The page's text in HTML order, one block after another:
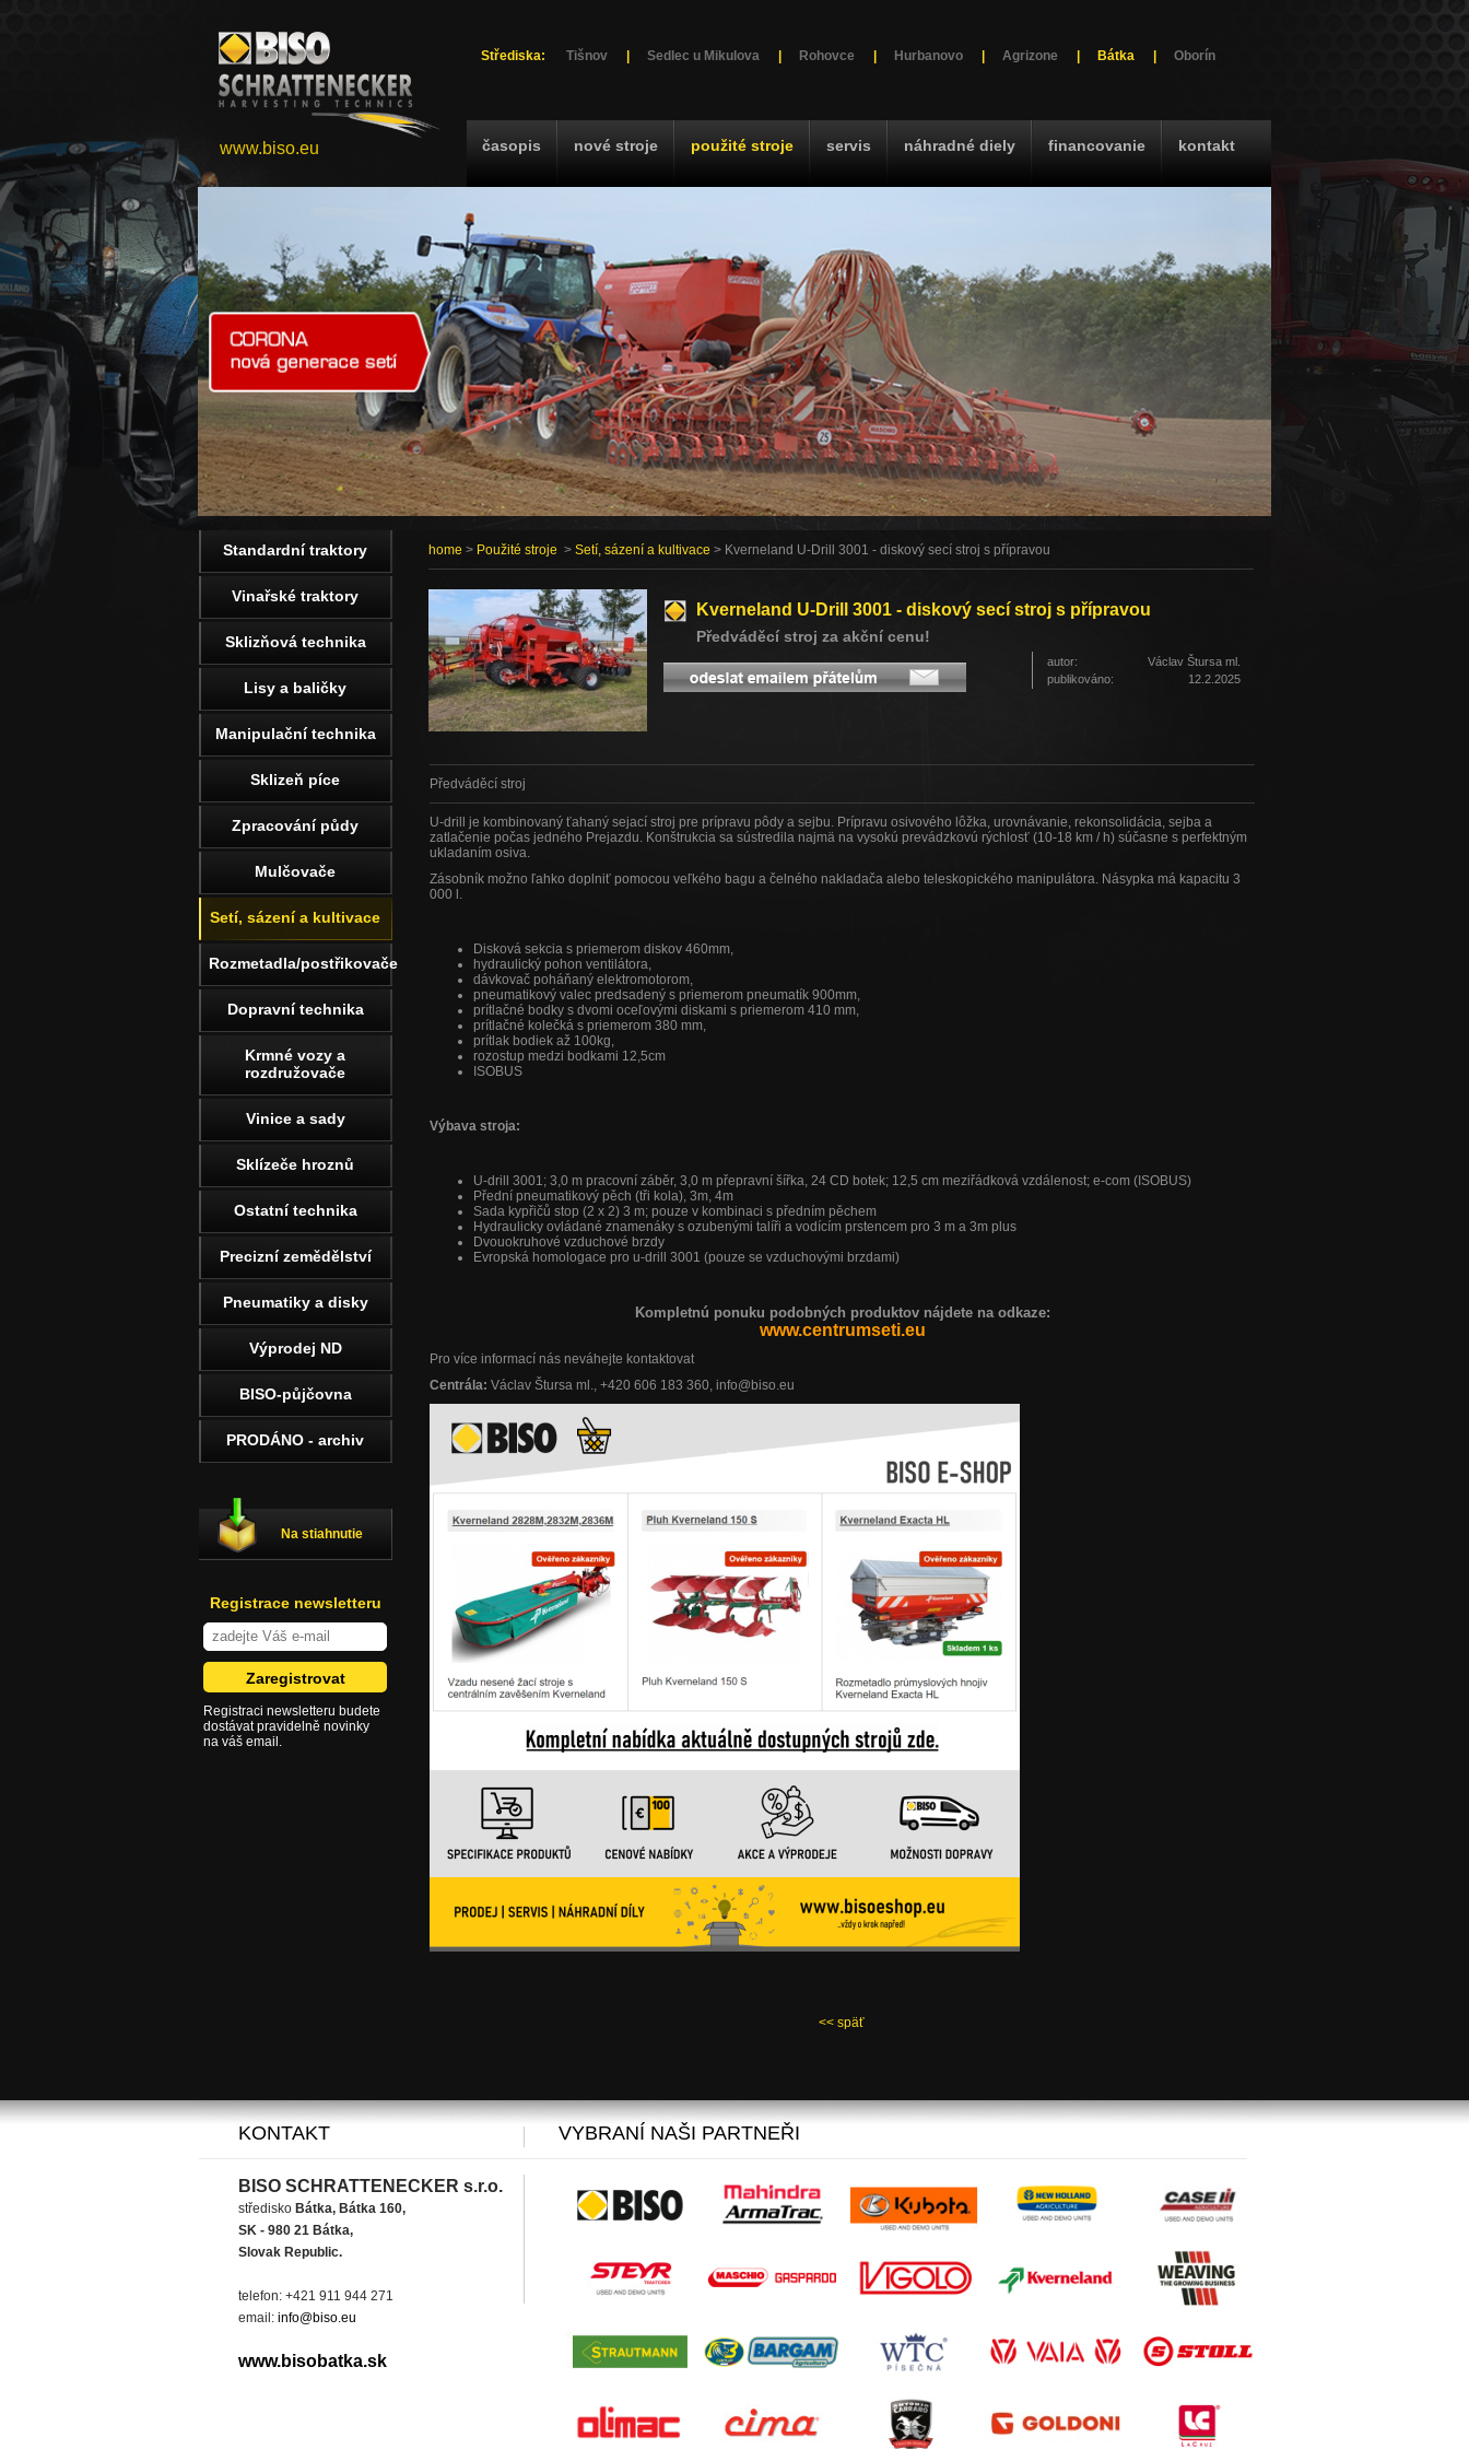
Střediska: Tišnov Sedlec u Mikulova Rohovce Hurbanovo Agrizone Bátka Oborín
časopis nové stroje použité stroje servis náhradné diely financovanie kontakt
www.biso.eu
home > Použité stroje > Setí, sázení a kultivace > Kverneland U-Drill 3001 - diskový secí stroj s přípravou
Kverneland U-Drill 3001 - diskový secí stroj s přípravou
Předváděcí stroj za akční cenu!
autor:
Václav Štursa ml.
publikováno:
12.2.2025
Předváděcí stroj
U-drill je kombinovaný ťahaný sejací stroj pre prípravu pôdy a sejbu. Prípravu osivového lôžka, urovnávanie, rekonsolidácia, sejba a
zatlačenie počas jedného Prejazdu. Konštrukcia sa sústredila najmä na vysokú prevádzkovú rýchlosť (10-18 km / h) súčasne s perfektným
ukladaním osiva.
Zásobník možno ľahko doplniť pomocou veľkého bagu a čelného nakladača alebo teleskopického manipulátora. Násypka má kapacitu 3
000 l.
Disková sekcia s priemerom diskov 460mm,
hydraulický pohon ventilátora,
dávkovač poháňaný elektromotorom,
pneumatikový valec predsadený s priemerom pneumatík 900mm,
prítlačné bodky s dvomi oceľovými diskami s priemerom 410 mm,
prítlačné kolečká s priemerom 380 mm,
prítlak bodiek až 100kg,
rozostup medzi bodkami 12,5cm
ISOBUS
Výbava stroja:
U-drill 3001; 3,0 m pracovní záběr, 3,0 m přepravní šířka, 24 CD botek; 12,5 cm meziřádková vzdálenost; e-com (ISOBUS)
Přední pneumatikový pěch (tři kola), 3m, 4m
Sada kypřičů stop (2 x 2) 3 m; pouze v kombinaci s předním pěchem
Hydraulicky ovládané znamenáky s ozubenými talíři a vodícím prstencem pro 3 m a 3m plus
Dvouokruhové vzduchové brzdy
Evropská homologace pro u-drill 3001 (pouze se vzduchovými brzdami)
Kompletnú ponuku podobných produktov nájdete na odkaze:
www.centrumseti.eu
Pro více informací nás neváhejte kontaktovat
Centrála: Václav Štursa ml., +420 606 183 360, info@biso.eu
<< späť
Standardní traktory
Vinařské traktory
Sklizňová technika
Lisy a baličky
Manipulační technika
Sklizeň píce
Zpracování půdy
Mulčovače
Setí, sázení a kultivace
Rozmetadla/postřikovače
Dopravní technika
Krmné vozy a
rozdružovače
Vinice a sady
Sklízeče hroznů
Ostatní technika
Precizní zemědělství
Pneumatiky a disky
Výprodej ND
BISO-půjčovna
PRODÁNO - archiv
Na stiahnutie
Registrace newsletteru
Registraci newsletteru budete
dostávat pravidelně novinky
na váš email.
KONTAKT
BISO SCHRATTENECKER s.r.o.
středisko Bátka, Bátka 160,
SK - 980 21 Bátka,
Slovak Republic.
telefon: +421 911 944 271
email: info@biso.eu
www.bisobatka.sk
VYBRANÍ NAŠI PARTNEŘI